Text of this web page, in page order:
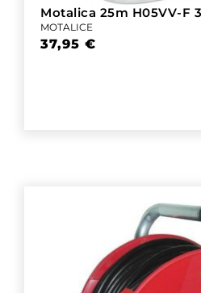
Motalica 25m H05VV-F
MOTALICE
37,95 €